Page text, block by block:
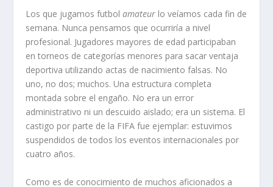
Los que jugamos futbolamateur lo veíamos cada fin de
semana. Nunca pensamos que ocurriría a nivel
profesional. Jugadores mayores de edad participaban
en torneos de categorías menores para sacar ventaja
deportiva utilizando actas de nacimiento falsas. No
uno, no dos; muchos. Una estructura completa
montada sobre el engaño. No era un error
administrativo ni un descuido aislado; era un sistema. El
castigo por parte de la FIFA fue ejemplar: estuvimos
suspendidos de todos los eventos internacionales por
cuatro años.
Como es de conocimiento de muchos aficionados a